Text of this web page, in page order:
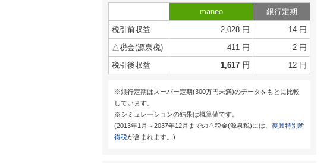
maneo
銀行定期
税引前収益
2,028 円
14 円
△税金(源泉税)
411 円
2 円
税引後収益
1,617 円 12 円
※銀行定期はスーパー定期(300万円未満)のデータをもとに比較
しています。
※シミュレーションの結果は概算値です。
(2013年1月～2037年12月までの△税金(源泉税)には、 復興特別所
得税が含まれます。)